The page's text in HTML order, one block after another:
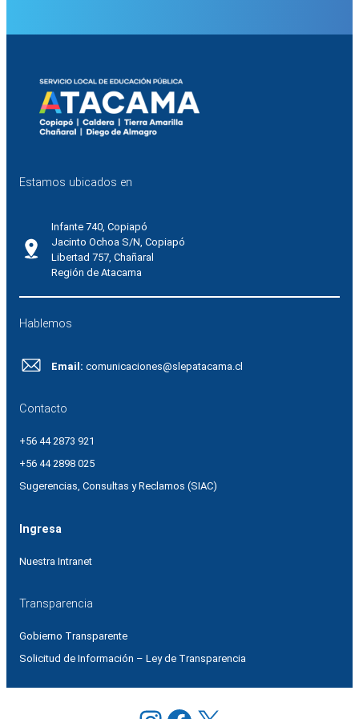
Estamos ubicados en
Infante 740, Copiapó
Jacinto Ochoa S/N, Copiapó
Libertad 757, Chañaral
Región de Atacama
Hablemos
Email: comunicaciones@slepatacama.cl
Contacto
+56 44 2873 921
+56 44 2898 025
Sugerencias, Consultas y Reclamos (SIAC)
Ingresa
Nuestra Intranet
Transparencia
Gobierno Transparente
Solicitud de Información – Ley de Transparencia